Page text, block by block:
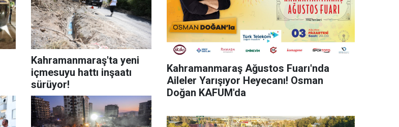
Kahramanmaraş'ta yeni
içmesuyu hattı inşaatı
sürüyor!
Kahramanmaraş Ağustos Fuarı'nda
Aileler Yarışıyor Heyecanı! Osman
Doğan KAFUM'da